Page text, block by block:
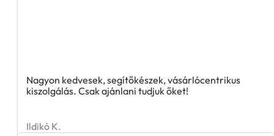
Nagyon kedvesek, segítőkészek, vásárlócentrikus
kiszolgálás. Csak ajánlani tudjuk őket!
Ildikó K.